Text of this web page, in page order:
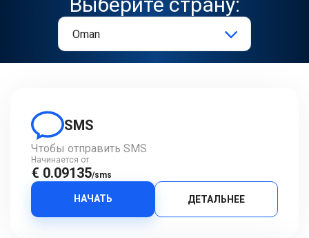
SMS
Чтобы отправить SMS
Начинается от
€ 0.09135/sms
НАЧАТЬ ДЕТАЛЬНЕЕ